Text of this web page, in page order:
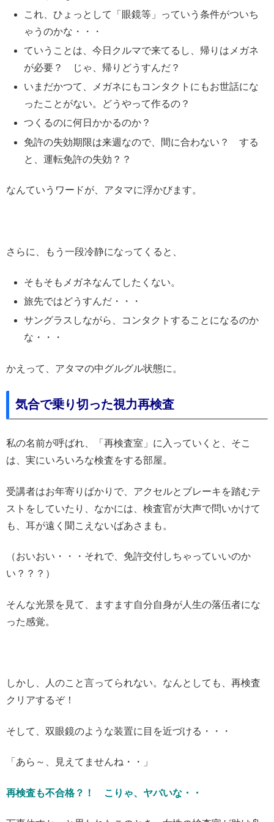
これ、ひょっとして「眼鏡等」っていう条件がついち
ゃうのかな・・・
ていうことは、今日クルマで来てるし、帰りはメガネ
が必要？ じゃ、帰りどうすんだ？
いまだかつて、メガネにもコンタクトにもお世話にな
ったことがない。どうやって作るの？
つくるのに何日かかるのか？
免許の失効期限は来週なので、間に合わない？ する
と、運転免許の失効？？
なんていうワードが、アタマに浮かびます。
さらに、もう一段冷静になってくると、
そもそもメガネなんてしたくない。
旅先ではどうすんだ・・・
サングラスしながら、コンタクトすることになるのか
な・・・
かえって、アタマの中グルグル状態に。
気合で乗り切った視力再検査
私の名前が呼ばれ、「再検査室」に入っていくと、そこ
は、実にいろいろな検査をする部屋。
受講者はお年寄りばかりで、アクセルとブレーキを踏むテ
ストをしていたり、なかには、検査官が大声で問いかけて
も、耳が遠く聞こえないばあさまも。
（おいおい・・・それで、免許交付しちゃっていいのか
い？？？）
そんな光景を見て、ますます自分自身が人生の落伍者にな
った感覚。
しかし、人のこと言ってられない。なんとしても、再検査
クリアするぞ！
そして、双眼鏡のような装置に目を近づける・・・
「あら～、見えてませんね・・」
再検査も不合格？！ こりゃ、ヤバいな・・